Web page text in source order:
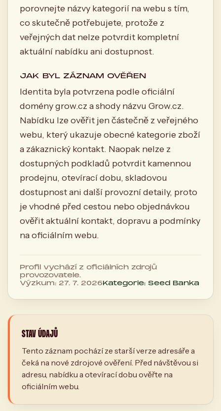
porovnejte názvy kategorií na webu s tím,
co skutečně potřebujete, protože z
veřejných dat nelze potvrdit kompletní
aktuální nabídku ani dostupnost.
JAK BYL ZÁZNAM OVĚŘEN
Identita byla potvrzena podle oficiální
domény grow.cz a shody názvu Grow.cz.
Nabídku lze ověřit jen částečně z veřejného
webu, který ukazuje obecné kategorie zboží
a zákaznický kontakt. Naopak nelze z
dostupných podkladů potvrdit kamennou
prodejnu, otevírací dobu, skladovou
dostupnost ani další provozní detaily, proto
je vhodné před cestou nebo objednávkou
ověřit aktuální kontakt, dopravu a podmínky
na oficiálním webu.
Profil vychází z oficiálních zdrojů
provozovatele.
Výzkum: 27. 7. 2026Kategorie: Seed Banka
STAV ÚDAJŮ
Tento záznam pochází ze starší verze adresáře a
čeká na nové zdrojové ověření. Před návštěvou si
adresu, nabídku a otevírací dobu ověřte na
oficiálním webu.